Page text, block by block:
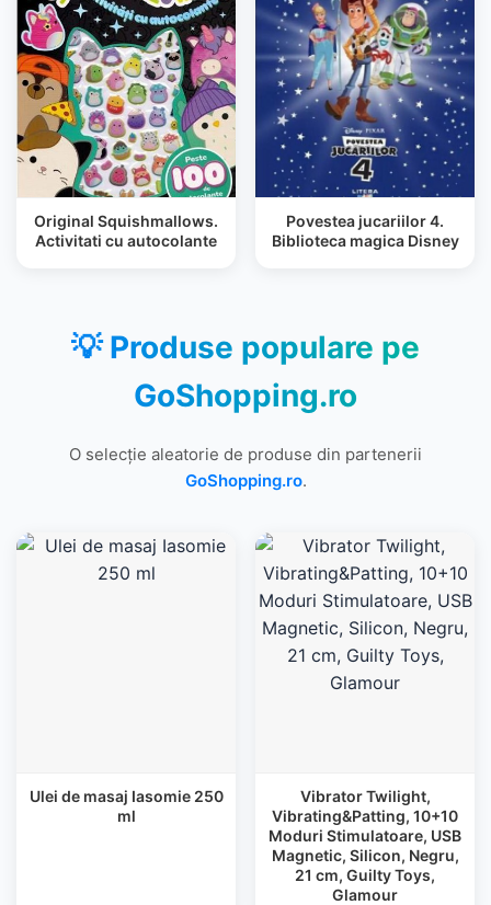
Original Squishmallows.
Activitati cu autocolante
Povestea jucariilor 4.
Biblioteca magica Disney
💡 Produse populare pe
GoShopping.ro
O selecție aleatorie de produse din partenerii
GoShopping.ro.
Ulei de masaj Iasomie 250
ml
Vibrator Twilight,
Vibrating&Patting, 10+10
Moduri Stimulatoare, USB
Magnetic, Silicon, Negru,
21 cm, Guilty Toys,
Glamour